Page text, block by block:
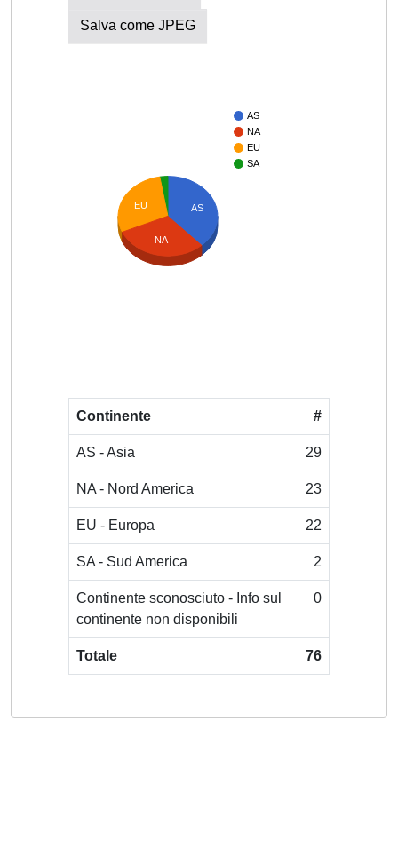
Salva come JPEG
AS
NA
EU
SA
AS
EU
NA
Continente #
AS - Asia 29
NA - Nord America 23
EU - Europa 22
SA - Sud America 2
Continente sconosciuto - Info sul
continente non disponibili
0
Totale 76